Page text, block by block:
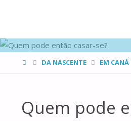
HOMEDA NASCENTE EM
Quem pode